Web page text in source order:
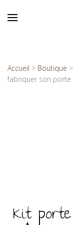
Accueil > Boutique >
fabriquer son porte
Kit